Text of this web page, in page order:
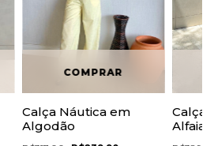
Calça Náutica em
Algodão
Calça